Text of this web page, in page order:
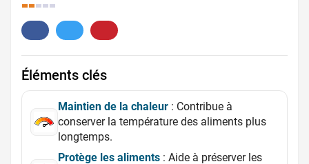
Éléments clés
Maintien de la chaleur : Contribue à
conserver la température des aliments plus
longtemps.
Protège les aliments : Aide à préserver les